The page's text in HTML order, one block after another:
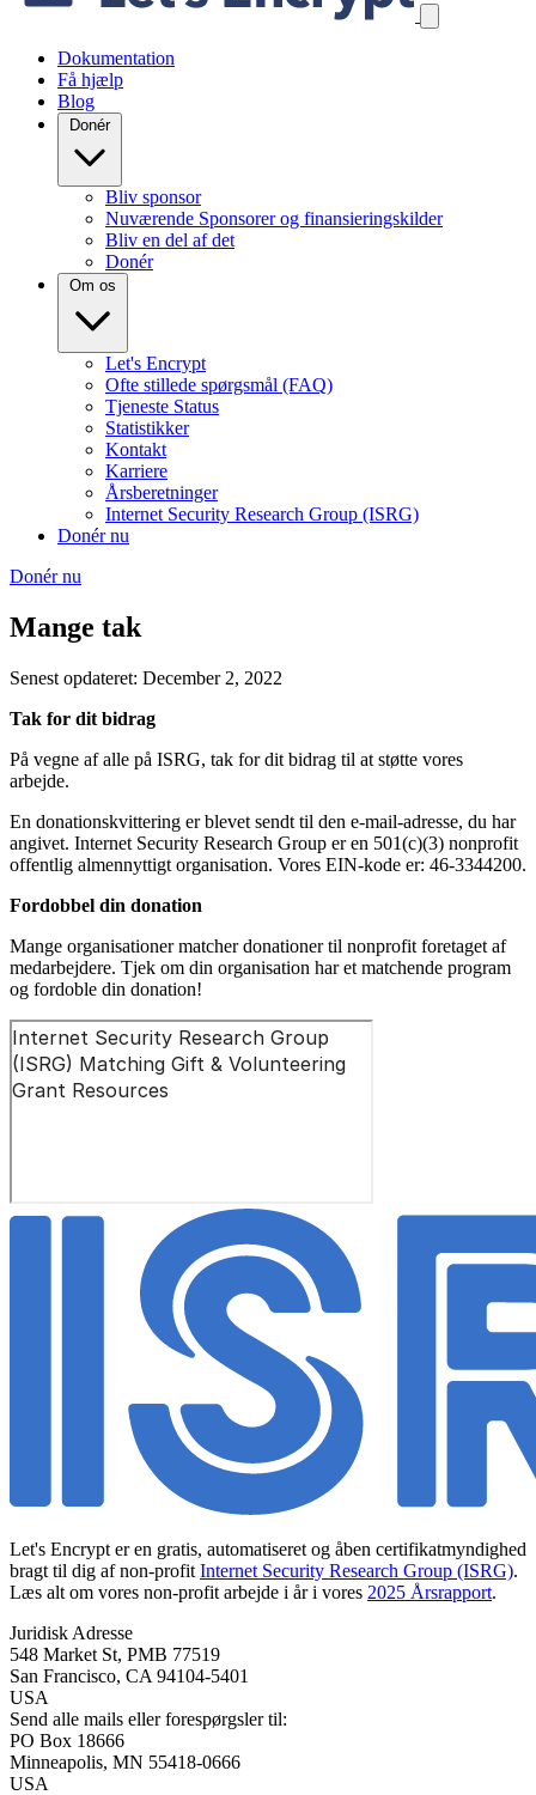
Dokumentation
Få hjælp
Blog
Donér
Bliv sponsor
Nuværende Sponsorer og finansieringskilder
Bliv en del af det
Donér
Om os
Let's Encrypt
Ofte stillede spørgsmål (FAQ)
Tjeneste Status
Statistikker
Kontakt
Karriere
Årsberetninger
Internet Security Research Group (ISRG)
Donér nu
Donér nu
Mange tak
Senest opdateret: December 2, 2022
Tak for dit bidrag
På vegne af alle på ISRG, tak for dit bidrag til at støtte vores
arbejde.
En donationskvittering er blevet sendt til den e-mail-adresse, du har
angivet. Internet Security Research Group er en 501(c)(3) nonprofit
offentlig almennyttigt organisation. Vores EIN-kode er: 46-3344200.
Fordobbel din donation
Mange organisationer matcher donationer til nonprofit foretaget af
medarbejdere. Tjek om din organisation har et matchende program
og fordoble din donation!
Let's Encrypt er en gratis, automatiseret og åben certifikatmyndighed
bragt til dig af non-profit Internet Security Research Group (ISRG).
Læs alt om vores non-profit arbejde i år i vores 2025 Årsrapport.
Juridisk Adresse
548 Market St, PMB 77519
San Francisco, CA 94104-5401
USA
Send alle mails eller forespørgsler til:
PO Box 18666
Minneapolis, MN 55418-0666
USA